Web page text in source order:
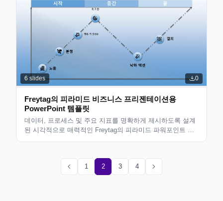
6 slides 0
Freytag의 피라미드 비즈니스 프리젠테이션용
PowerPoint 템플릿
데이터, 프로세스 및 주요 지표를 명확하게 제시하도록 설계
된 시각적으로 매력적인 Freytag의 피라미드 파워포인트 템
chevron_left 1 2 3 4 chevron_right